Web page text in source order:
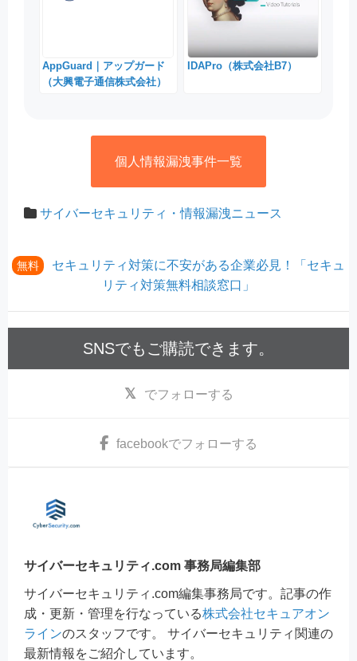
AppGuard｜アップガード
（大興電子通信株式会社）
IDAPro（株式会社B7）
個人情報漏洩事件一覧
サイバーセキュリティ・情報漏洩ニュース
無料
セキュリティ対策に不安がある企業必見！「セキュ
リティ対策無料相談窓口」
SNSでもご購読できます。
でフォローする
facebookでフォローする
サイバーセキュリティ.com 事務局編集部
サイバーセキュリティ.com編集事務局です。記事の作
成・更新・管理を行なっている株式会社セキュアオン
ラインのスタッフです。 サイバーセキュリティ関連の
最新情報をご紹介しています。